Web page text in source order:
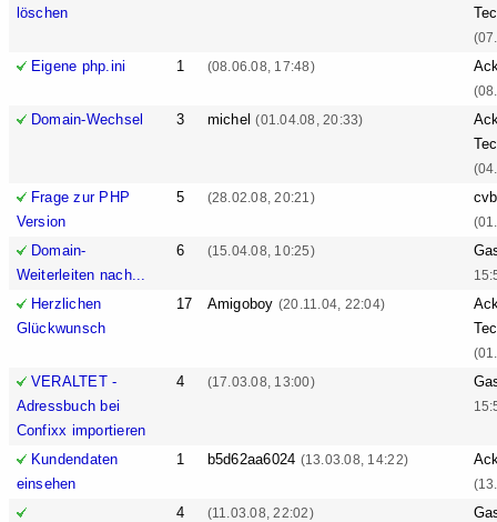
löschen
Eigene php.ini 1 (08.06.08, 17:48)
Domain-Wechsel 3 michel(01.04.08, 20:33)
Frage zur PHP
Version
5 (28.02.08, 20:21)
Domain-
Weiterleiten nach...
6 (15.04.08, 10:25)
Herzlichen
Glückwunsch
17 Amigoboy (20.11.04, 22:04)
VERALTET -
Adressbuch bei
Confixx importieren
4 (17.03.08, 13:00)
Kundendaten
einsehen
1 b5d62aa6024 (13.03.08, 14:22)
4 (11.03.08, 22:02)